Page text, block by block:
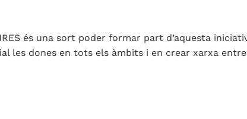
és una sort poder formar part d’aquesta
les dones en tots els àmbits i en crear xarxa